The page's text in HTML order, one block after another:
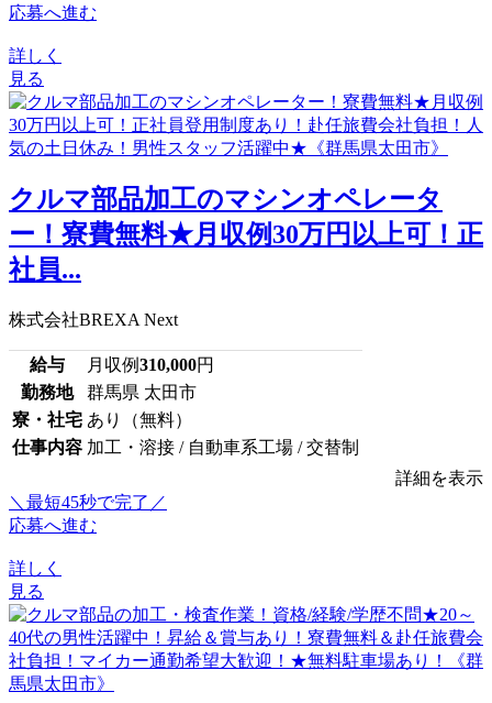
応募へ進む
詳しく
見る
クルマ部品加工のマシンオペレータ
ー！寮費無料★月収例30万円以上可！正
社員...
株式会社BREXA Next
給与 月収例310,000円
勤務地
群馬県 太田市
寮・社宅 あり（無料）
仕事内容 加工・溶接 / 自動車系工場 / 交替制
詳細を表示
＼最短45秒で完了／
応募へ進む
詳しく
見る